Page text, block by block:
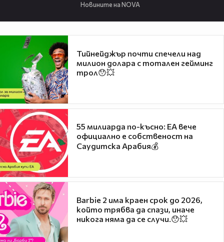
Новините на NOVA
Тийнейджър почти спечели над
милион долара с тотален гейминг
трол😯💥
55 милиарда по-късно: EA вече
официално е собственост на
Саудитска Арабия💰
Barbie 2 има краен срок до 2026,
който трябва да спази, иначе
никога няма да се случи.😯💥